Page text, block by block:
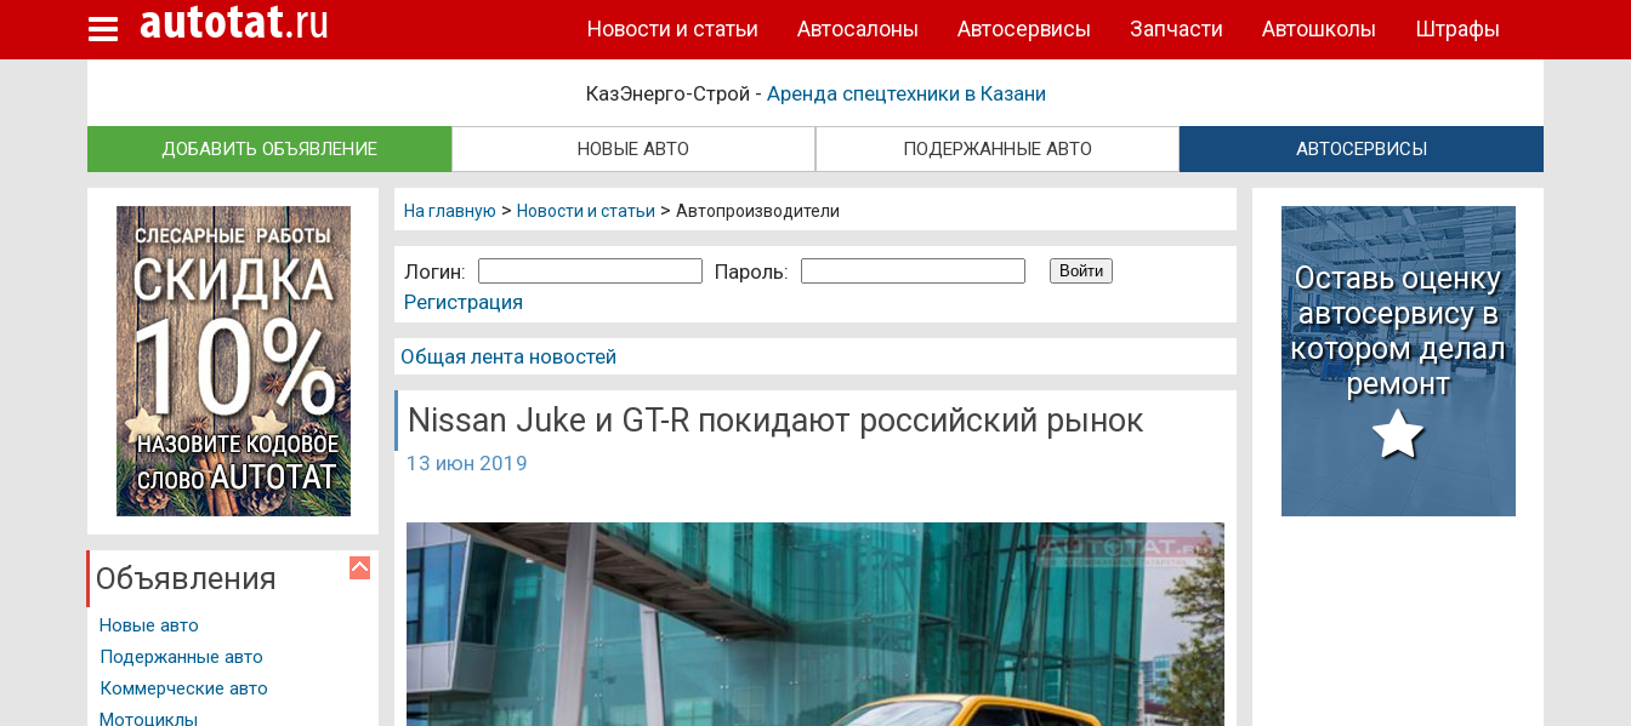
autotat.ru Штрафы
Автошколы
Запчасти
Автосервисы
Автосалоны
Новости и статьи
КазЭнерго-Строй - Аренда спецтехники в Казани
ДОБАВИТЬ ОБЪЯВЛЕНИЕ НОВЫЕ АВТО ПОДЕРЖАННЫЕ АВТО АВТОСЕРВИСЫ
Объявления
Новые авто
Подержанные авто
Коммерческие авто
Мотоциклы
На главную > Новости и статьи > Автопроизводители
Логин:
Пароль:
Регистрация
Общая лента новостей
Nissan Juke и GT-R покидают российский рынок
13 июн 2019
Оставь оценку
автосервису в
котором делал
ремонт
Новые авто
Автосалоны
Запчасти
Автосервисы
Автошколы
Автострахование
Грузоперевозки
Эвакуаторы
Такси Казань
Независимая экспертиза
Автокредиты
Авто программы
Водительское удостоверение
ГИБДД Казань
Документация